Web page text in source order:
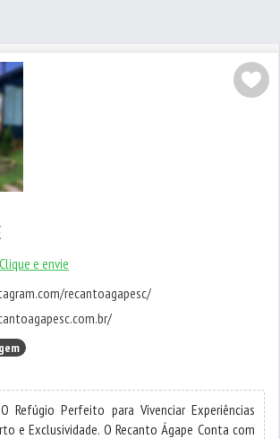
Clique e envie
recantoagapesc/
Refúgio Perfeito para Vivenciar Experiências
e Exclusividade. O Recanto Ágape Conta com